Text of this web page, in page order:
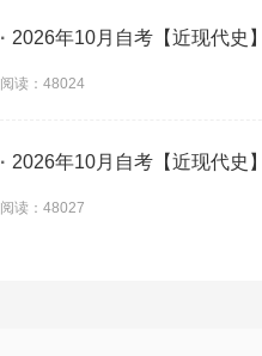
· 2026年10月自考【近现代史
阅读：48024
· 2026年10月自考【近现代史
阅读：48027